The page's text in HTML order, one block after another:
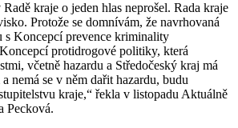
kraje o jeden hlas neprošel. Rada kraje
Protože se domnívám, že navrhovaná
s Koncepcí prevence kriminality
protidrogové politiky, která
včetně hazardu a Středočeský kraj má
nemá se v něm dařit hazardu, budu
kraje,“ řekla v listopadu Aktuálně
Pecková.